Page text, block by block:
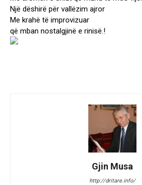
Një dëshirë për vallëzim ajror
Me krahë të improvizuar
që mban nostalgjinë e rinisë.!
Gjin Musa
http://dritare.info/